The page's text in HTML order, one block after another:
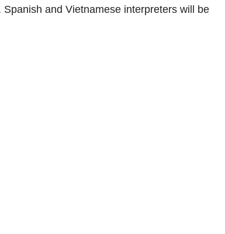
and Vietnamese interpreters will be